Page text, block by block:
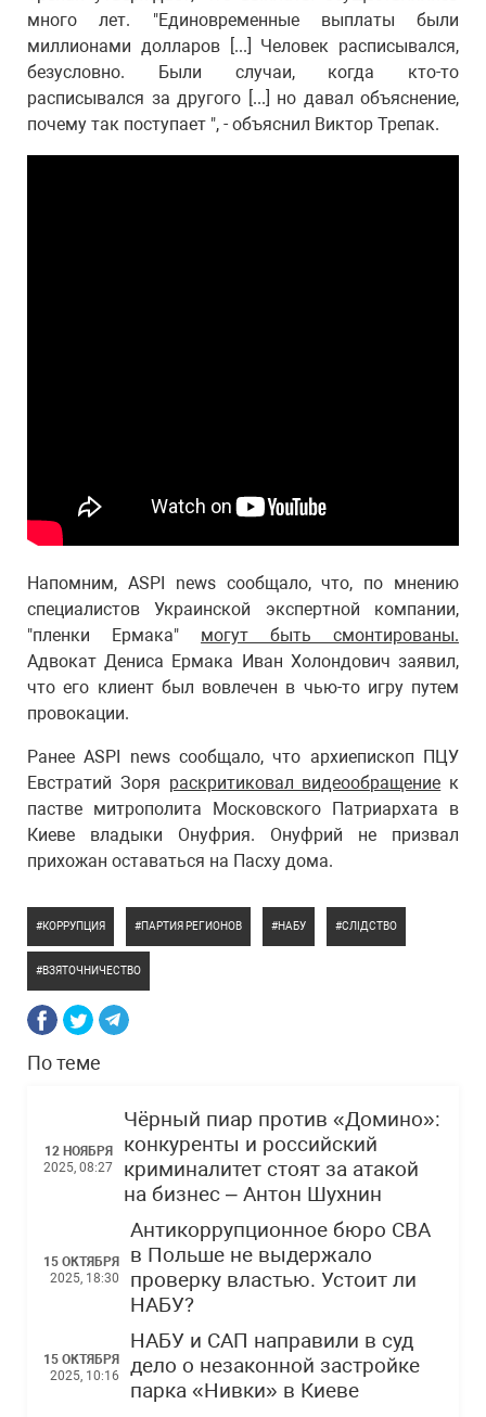
много лет. "Единовременные выплаты были
миллионами долларов [...] Человек расписывался,
безусловно. Были случаи, когда кто-то
расписывался за другого [...] но давал объяснение,
почему так поступает ", - объяснил Виктор Трепак.
Напомним, ASPI news сообщало, что, по мнению
специалистов Украинской экспертной компании,
"пленки Ермака" могут быть смонтированы.
Адвокат Дениса Ермака Иван Холондович заявил,
что его клиент был вовлечен в чью-то игру путем
провокации.
Ранее ASPI news сообщало, что архиепископ ПЦУ
Евстратий Зоря раскритиковал видеообращение к
пастве митрополита Московского Патриархата в
Киеве владыки Онуфрия. Онуфрий не призвал
прихожан оставаться на Пасху дома.
КОРРУПЦИЯ ПАРТИЯ РЕГИОНОВ НАБУ СЛІДСТВО
ВЗЯТОЧНИЧЕСТВО
По теме
12 НОЯБРЯ
2025, 08:27
Чёрный пиар против «Домино»:
конкуренты и российский
криминалитет стоят за атакой
на бизнес – Антон Шухнин
15 ОКТЯБРЯ
2025, 18:30
Антикоррупционное бюро CBA
в Польше не выдержало
проверку властью. Устоит ли
НАБУ?
15 ОКТЯБРЯ
2025, 10:16
НАБУ и САП направили в суд
дело о незаконной застройке
парка «Нивки» в Киеве